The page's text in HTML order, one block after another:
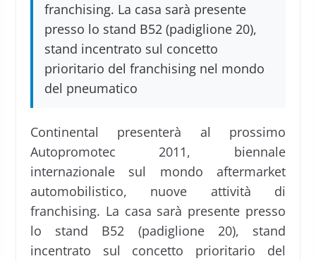
franchising. La casa sarà presente
presso lo stand B52 (padiglione 20),
stand incentrato sul concetto
prioritario del franchising nel mondo
del pneumatico
Continental presenterà al prossimo
Autopromotec 2011, biennale
internazionale sul mondo aftermarket
automobilistico, nuove attività di
franchising. La casa sarà presente presso
lo stand B52 (padiglione 20), stand
incentrato sul concetto prioritario del